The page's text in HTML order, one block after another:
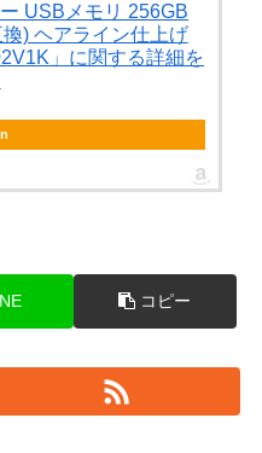
USBメモリ 256GB
) ヘアライン仕上げ
」に関する詳細を
コピー